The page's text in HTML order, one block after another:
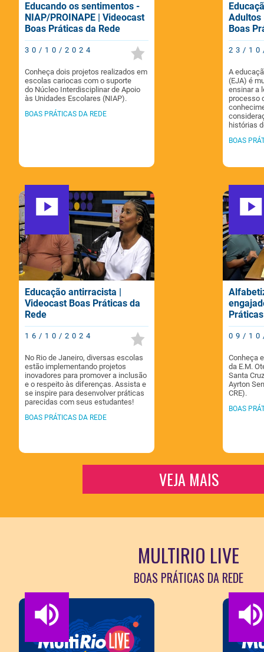
Educando os sentimentos -
NIAP/PROINAPE | Videocast
Boas Práticas da Rede
30/10/2024
Conheça dois projetos realizados em
escolas cariocas com o suporte
do Núcleo Interdisciplinar de Apoio
às Unidades Escolares (NIAP).
BOAS PRÁTICAS DA REDE
Adultos
Boas
23/
A
(EJA) é
ensinar a
processo
histórias
BOAS
Educação antirracista |
Videocast Boas Práticas da
Rede
16/10/2024
No Rio de Janeiro, diversas escolas
estão implementando projetos
inovadores para promover a inclusão
e o respeito às diferenças. Assista e
se inspire para desenvolver práticas
parecidas com seus estudantes!
BOAS PRÁTICAS DA REDE
09/
Conheça
da E.M.
Santa
Ayrton
CRE).
BOAS
VEJA MAIS
MULTIRIO LIVE
BOAS PRÁTICAS DA REDE